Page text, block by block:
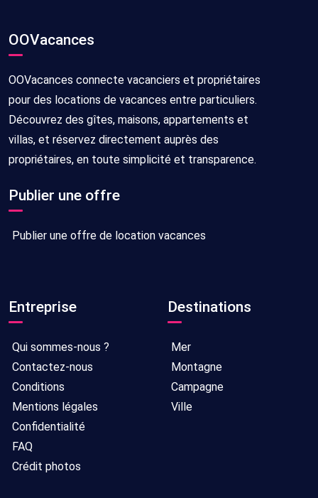
OOVacances
OOVacances connecte vacanciers et propriétaires
pour des locations de vacances entre particuliers.
Découvrez des gîtes, maisons, appartements et
villas, et réservez directement auprès des
propriétaires, en toute simplicité et transparence.
Publier une offre
Publier une offre de location vacances
Entreprise
Qui sommes-nous ?
Contactez-nous
Conditions
Mentions légales
Confidentialité
FAQ
Crédit photos
Destinations
Mer
Montagne
Campagne
Ville